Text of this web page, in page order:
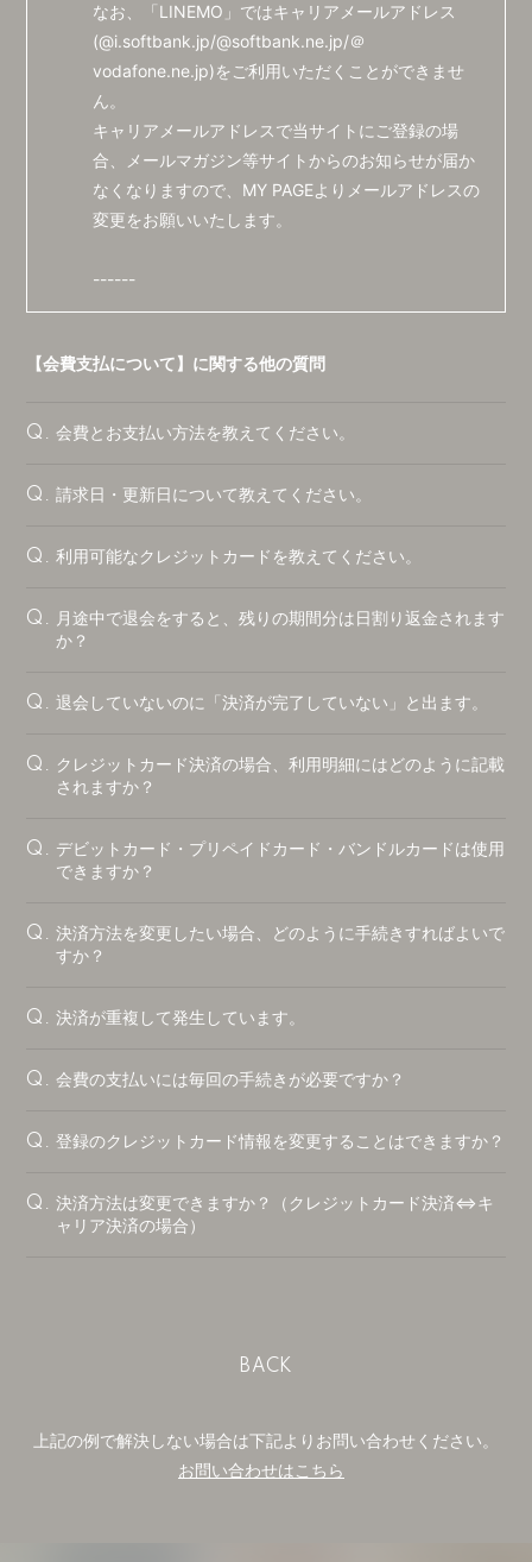
なお、「LINEMO」ではキャリアメールアドレス
(@i.softbank.jp/@softbank.ne.jp/＠
vodafone.ne.jp)をご利用いただくことができませ
ん。
キャリアメールアドレスで当サイトにご登録の場
合、メールマガジン等サイトからのお知らせが届か
なくなりますので、MY PAGEよりメールアドレスの
変更をお願いいたします。
------
【会費支払について】に関する他の質問
Q. 会費とお支払い方法を教えてください。
Q. 請求日・更新日について教えてください。
Q. 利用可能なクレジットカードを教えてください。
Q.
月途中で退会をすると、残りの期間分は日割り返金されます
か？
Q. 退会していないのに「決済が完了していない」と出ます。
Q. クレジットカード決済の場合、利用明細にはどのように記載
されますか？
Q. デビットカード・プリペイドカード・バンドルカードは使用
できますか？
Q. 決済方法を変更したい場合、どのように手続きすればよいで
すか？
Q. 決済が重複して発生しています。
Q. 会費の支払いには毎回の手続きが必要ですか？
Q. 登録のクレジットカード情報を変更することはできますか？
Q. 決済方法は変更できますか？（クレジットカード決済⇔キ
ャリア決済の場合）
BACK
上記の例で解決しない場合は下記よりお問い合わせください。
お問い合わせはこちら